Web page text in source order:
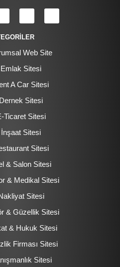
Web Site
Emlak Sitesi
A Car Sitesi
Sitesi
Ticaret Sitesi
İnşaat Sitesi
Sitesi
& Salon Sitesi
& Medikal Sitesi
Sitesi
& Güzellik Sitesi
& Hukuk Sitesi
Firması Sitesi
Sitesi